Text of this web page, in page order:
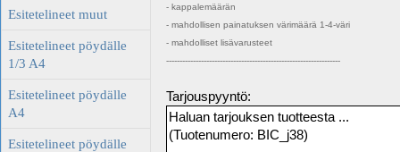
Esitetelineet muut
Esitetelineet pöydälle
1/3 A4
Esitetelineet pöydälle
A4
Esitetelineet pöydälle
- kappalemäärän
- mahdollisen painatuksen värimäärä 1-4-väri
- mahdolliset lisävarusteet
-----------------------------------------------------------------
Tarjouspyyntö: